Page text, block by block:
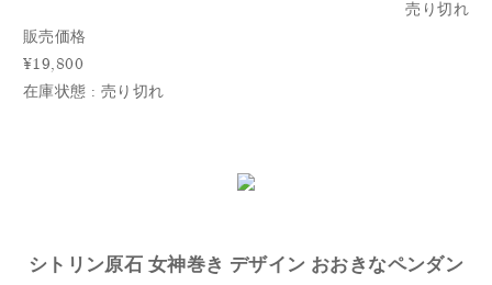
売り切れ
販売価格
¥19,800
在庫状態 : 売り切れ
シトリン原石 女神巻き デザイン おおきなペンダン